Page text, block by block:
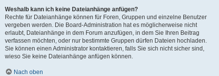
Weshalb kann ich keine Dateianhänge anfügen?
Rechte für Dateianhänge können für Foren, Gruppen und einzelne Benutzer
vergeben werden. Die Board-Administration hat es möglicherweise nicht
erlaubt, Dateianhänge in dem Forum anzufügen, in dem Sie Ihren Beitrag
verfassen möchten, oder nur bestimmte Gruppen dürfen Dateien hochladen.
Sie können einen Administrator kontaktieren, falls Sie sich nicht sicher sind,
wieso Sie keine Dateianhänge anfügen können.
Nach oben